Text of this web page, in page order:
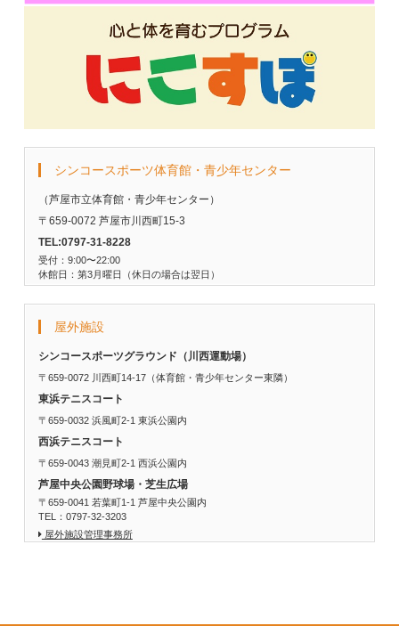
シンコースポーツ体育館・青少年センター
（芦屋市立体育館・青少年センター）
〒659-0072 芦屋市川西町15-3
TEL:0797-31-8228
受付：9:00〜22:00
休館日：第3月曜日（休日の場合は翌日）
屋外施設
シンコースポーツグラウンド（川西運動場）
〒659-0072 川西町14-17（体育館・青少年センター東隣）
東浜テニスコート
〒659-0032 浜風町2-1 東浜公園内
西浜テニスコート
〒659-0043 潮見町2-1 西浜公園内
芦屋中央公園野球場・芝生広場
〒659-0041 若葉町1-1 芦屋中央公園内
TEL：0797-32-3203
屋外施設管理事務所